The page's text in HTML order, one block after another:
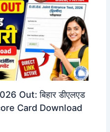
Out: बिहार डीएलएड
Card Download